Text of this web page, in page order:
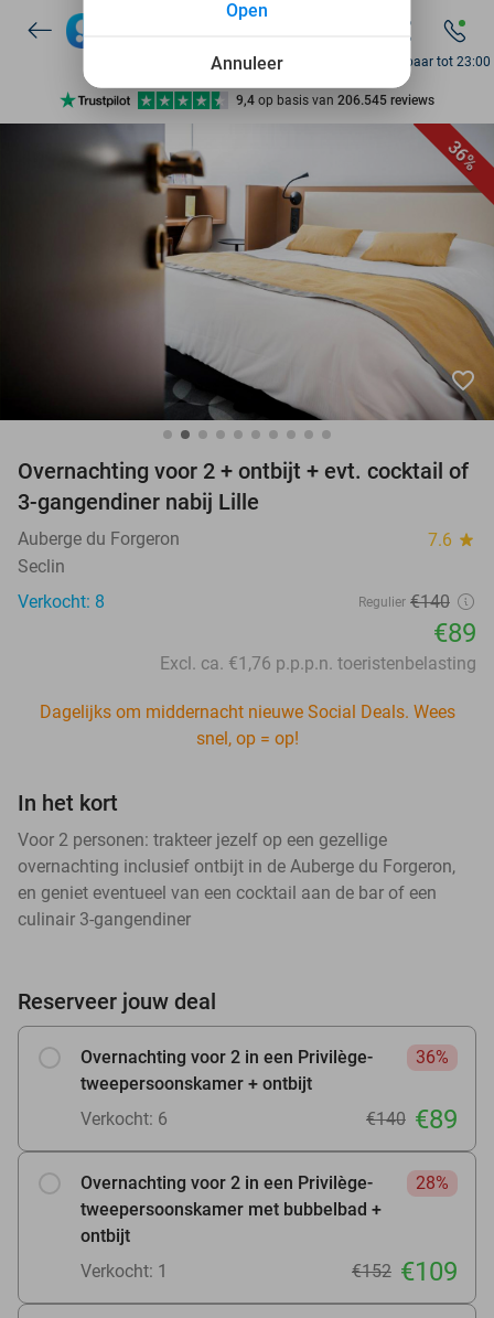
7 dagen per week beschikbaar
10+ miljoen leden
9,4 op basis van 206.545 reviews
7 dagen per week beschikbaar
10+ miljoen leden
Bereikbaar tot 23:00
36%
favorite_border
Overnachting voor 2 + ontbijt + evt. cocktail of
3-gangendiner nabij Lille
Auberge du Forgeron 7.6 star
Seclin
Verkocht: 8
Regulier €140
€89
Excl. ca. €1,76 p.p.p.n. toeristenbelasting
Dagelijks om middernacht nieuwe Social Deals. Wees
snel, op = op!
In het kort
Voor 2 personen: trakteer jezelf op een gezellige
overnachting inclusief ontbijt in de Auberge du Forgeron,
en geniet eventueel van een cocktail aan de bar of een
culinair 3-gangendiner
Reserveer jouw deal
Overnachting voor 2 in een Privilège-
tweepersoonskamer + ontbijt
36%
Verkocht: 6 €140 €89
Overnachting voor 2 in een Privilège-
tweepersoonskamer met bubbelbad +
ontbijt
28%
Verkocht: 1 €152 €109
Annuleer
Open